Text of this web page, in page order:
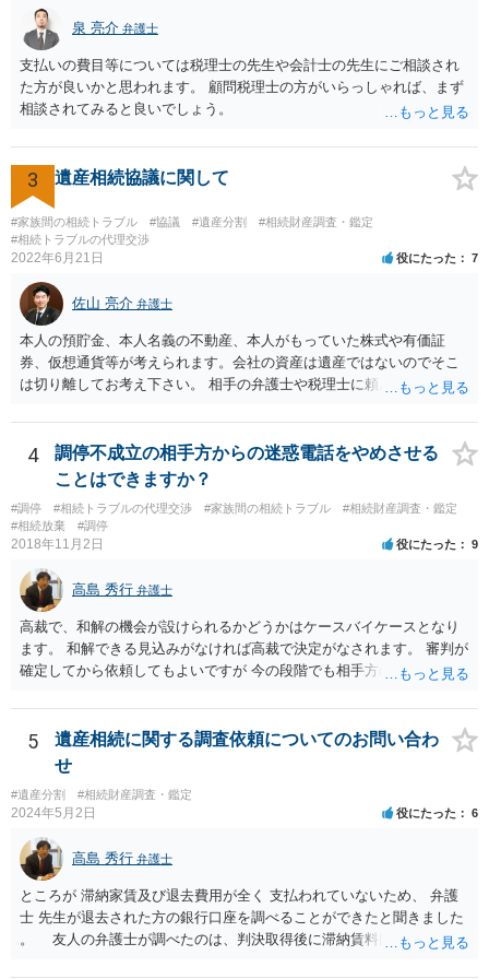
ば、まずそれを書くとよいです。 次に「申立ての理由」のところに、
なぜ調停を申し立てたのか(例えば、あかささんと話合いが出来ない／
決裂した、など)や亡くなった方・あかささん・お姉さん間の事情やい
きさつなどが書かれていると思うので、あかささんから見てそれは違
うと感じるところは、どのように違うのか、など書くとよいです。 そ
の他、お姉さんの申立書には書かれていないけど、どのように遺産を
(例えば、○○のときにお姉さんは亡くなった方からお金を援助してもら
った等)、それも書くとよいです。 書かない方が良いと思うことは、遺
産分割に関係ない(と思われる)いきさつを沢山盛り込むことだと考えま
す(あくまで遺産分割に関係することに留める方が、裁判所や調停委員
の方に事情を理解してもらいやすいと思います)。
泉 亮介 弁護士
支払いの費目等については税理士の先生や会計士の先生にご相談され
た方が良いかと思われます。 顧問税理士の方がいらっしゃれば、まず
相談されてみると良いでしょう。
3 遺産相続協議に関して
#家族間の相続トラブル #協議 #遺産分割
#相続財産調査・鑑定
#相続トラブルの代理交渉
2022年6月21日 役にたった 7
佐山 亮介 弁護士
本人の預貯金、本人名義の不動産、本人がもっていた株式や有価証
券、仮想通貨等が考えられます。会社の資産は遺産ではないのでそこ
は切り離してお考え下さい。 相手の弁護士や税理士に頼んでも守秘義
意に開示を求め、応じなければ「調査嘱託」という手続きを使って銀
行等に照会をかけることになるでしょう。 不動産は、相続登記が済ん
でいなければ市役所ないし区役所に、お子様と義父様のつながりがわ
かる戸籍一式を揃えてもちこみ、「名寄せ」という手続きをすると、
分かると思います。遺産分割協議書の偽造等により既に相続登記され
てしまっている場合は、住所などに当たりをつけて登記名義を調べて
すが、現代では、各々が自由に価格設定をしていますので、特に相場
はお示しできません。ただし、かつて日本弁護士連合会が設けていた
報酬基準を踏まえて価格設定している弁護士は一定数いると思います
ので、それが一応の目安となるでしょう。
4
調停不成立の相手方からの迷惑電話をやめさせる
ことはできますか？
#調停 #相続トラブルの代理交渉 #家族間の相続トラブル
#相続財産調査・鑑定
#相続放棄
#調停
2018年11月2日 役にたった 9
高島 秀行 弁護士
高裁で、和解の機会が設けられるかどうかはケースバイケースとなり
ます。 和解できる見込みがなければ高裁で決定がなされます。 審判が
確定してから依頼してもよいですが 今の段階でも相手方の連絡が迷惑
5
遺産相続に関する調査依頼についてのお問い合わ
せ
#遺産分割 #相続財産調査・鑑定
2024年5月2日 役にたった 6
高島 秀行 弁護士
ところが 滞納家賃及び退去費用が全く 支払われていないため、 弁護
士 先生が退去された方の銀行口座を調べることができたと聞きました
。 友人の弁護士が調べたのは、判決取得後に滞納賃料回収のため